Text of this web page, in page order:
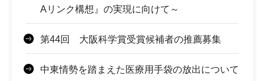
Aリンク構想』の実現に向けて～
第44回 大阪科学賞受賞候補者の推薦募集
中東情勢を踏まえた医療用手袋の放出について